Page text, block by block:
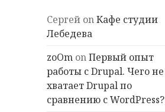
Сергей onКафе студии
Лебедева
zoOm onПервый опыт
работы с Drupal. Чего не
хватает Drupal по
сравнению с WordPress?